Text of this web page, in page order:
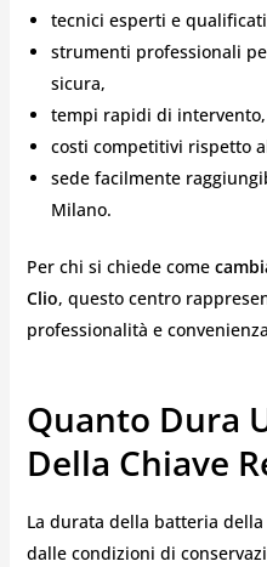
tecnici esperti e
strumenti professionali
sicura,
tempi rapidi di intervento,
costi competitivi rispetto
sede facilmente
Milano.
Per chi si chiede come
Clio, questo centro
professionalità e
Quanto Dura
Della Chiave
La durata della batteria
dalle condizioni di